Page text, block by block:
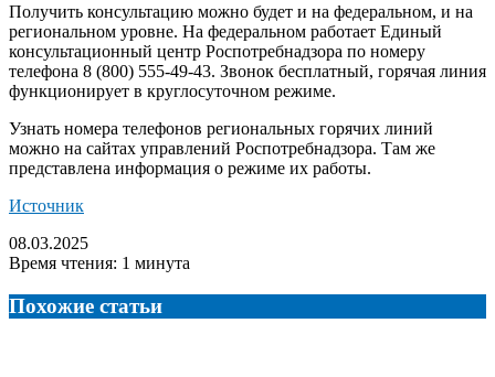
Получить консультацию можно будет и на федеральном, и на
региональном уровне. На федеральном работает Единый
консультационный центр Роспотребнадзора по номеру
телефона 8 (800) 555-49-43. Звонок бесплатный, горячая линия
функционирует в круглосуточном режиме.
Узнать номера телефонов региональных горячих линий
можно на сайтах управлений Роспотребнадзора. Там же
представлена информация о режиме их работы.
Источник
08.03.2025
Время чтения: 1 минута
Похожие статьи